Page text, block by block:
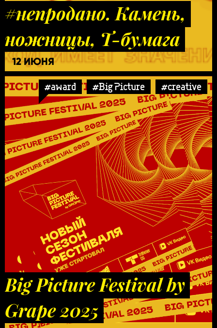
#непродано. Камень,
ножницы, Т-бумага
12 ИЮНЯ
#award #Big Picture #creative
Big Picture Festival by
Grape 2025